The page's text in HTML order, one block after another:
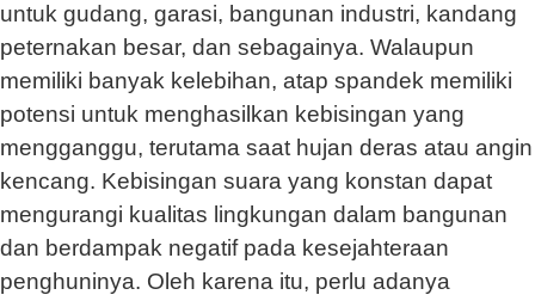
untuk gudang, garasi, bangunan industri, kandang
peternakan besar, dan sebagainya. Walaupun
memiliki banyak kelebihan, atap spandek memiliki
potensi untuk menghasilkan kebisingan yang
mengganggu, terutama saat hujan deras atau angin
kencang. Kebisingan suara yang konstan dapat
mengurangi kualitas lingkungan dalam bangunan
dan berdampak negatif pada kesejahteraan
penghuninya. Oleh karena itu, perlu adanya